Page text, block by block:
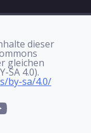
dieser
gleichen
SA 4.0).
by-sa/4.0/